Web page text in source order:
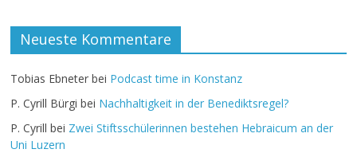
Neueste Kommentare
Tobias Ebneter bei Podcast time in Konstanz
P. Cyrill Bürgi bei Nachhaltigkeit in der Benediktsregel?
P. Cyrill bei Zwei Stiftsschülerinnen bestehen Hebraicum an der
Uni Luzern